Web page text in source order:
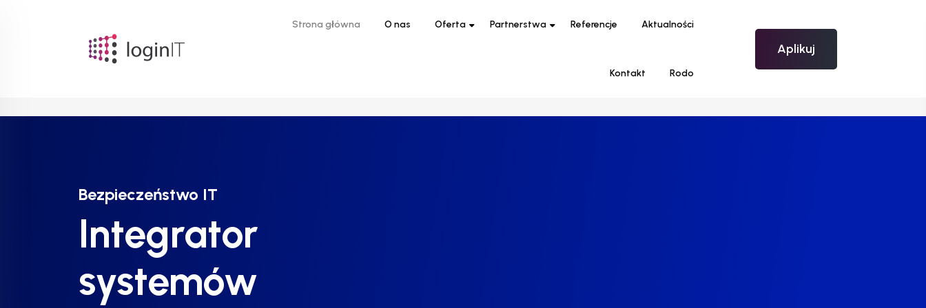
Strona główna O nas Oferta Partnerstwa Referencje Aktualności
Kontakt Rodo
Aplikuj
Bezpieczeństwo IT
Integrator
systemów
Bezpieczeństwo IT
Integrator
systemów
Bezpieczeństwo IT
Integrator
systemów